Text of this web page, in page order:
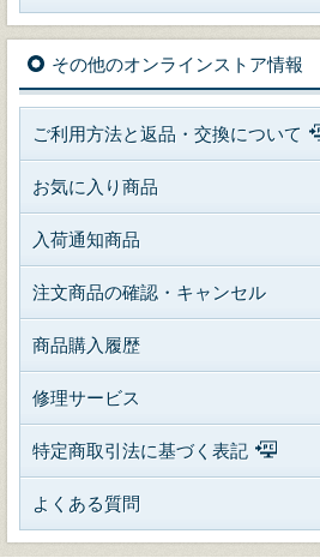
その他のオンラインストア情報
ご利用方法と返品・交換について
お気に入り商品
入荷通知商品
注文商品の確認・キャンセル
商品購入履歴
修理サービス
特定商取引法に基づく表記
よくある質問